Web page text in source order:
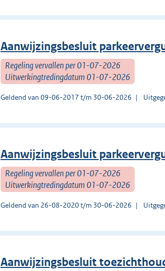
Aanwijzingsbesluit
Regeling vervallen per 01-07-2026
Uitwerkingtredingdatum 01-07-2026
Geldend van 09-06-2017 t/m 30-06-2026
Aanwijzingsbesluit
Regeling vervallen per 01-07-2026
Uitwerkingtredingdatum 01-07-2026
Geldend van 26-08-2020 t/m 30-06-2026
Aanwijzingsbesluit